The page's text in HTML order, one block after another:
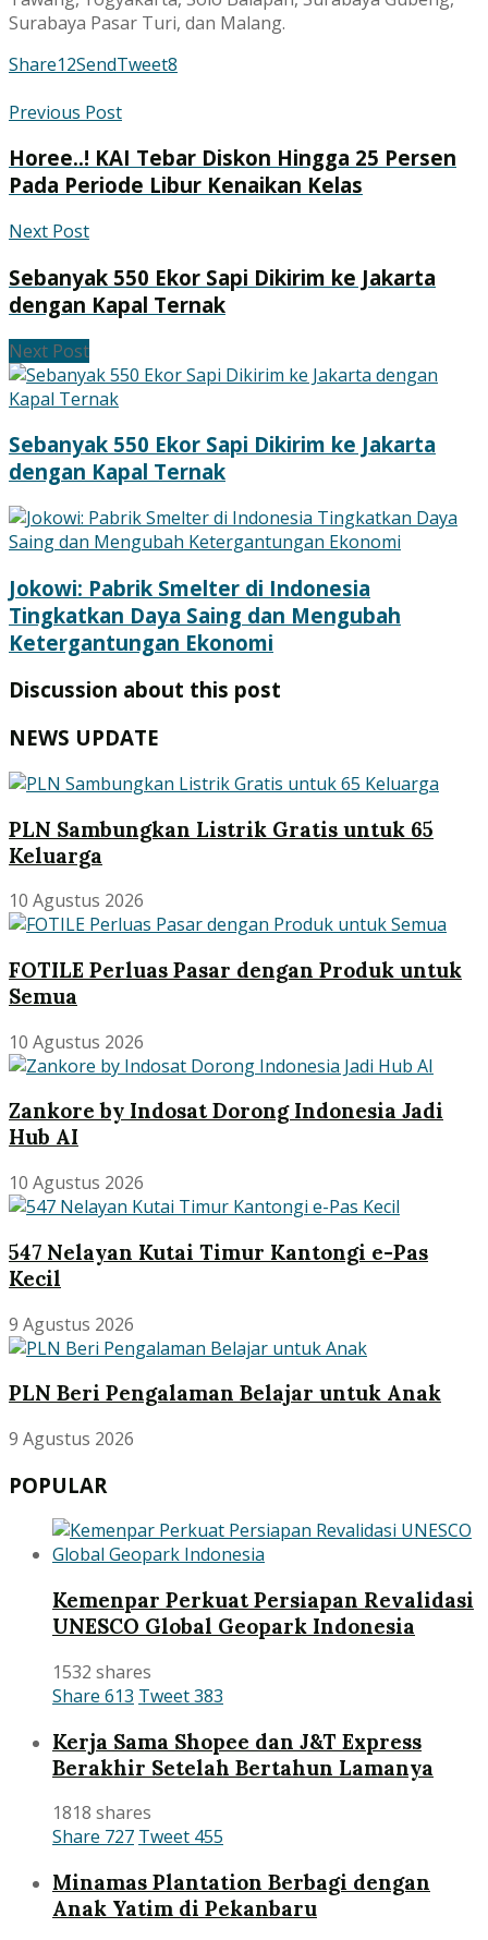
Surabaya Pasar Turi, dan Malang.
Share12SendTweet8
Previous Post
Horee..! KAI Tebar Diskon Hingga 25 Persen
Pada Periode Libur Kenaikan Kelas
Next Post
Sebanyak 550 Ekor Sapi Dikirim ke Jakarta
dengan Kapal Ternak
Next Post
Sebanyak 550 Ekor Sapi Dikirim ke Jakarta
dengan Kapal Ternak
Jokowi: Pabrik Smelter di Indonesia
Tingkatkan Daya Saing dan Mengubah
Ketergantungan Ekonomi
Discussion about this post
NEWS UPDATE
PLN Sambungkan Listrik Gratis untuk 65
Keluarga
10 Agustus 2026
FOTILE Perluas Pasar dengan Produk untuk
Semua
10 Agustus 2026
Zankore by Indosat Dorong Indonesia Jadi
Hub AI
10 Agustus 2026
547 Nelayan Kutai Timur Kantongi e-Pas
Kecil
9 Agustus 2026
PLN Beri Pengalaman Belajar untuk Anak
9 Agustus 2026
POPULAR
Kemenpar Perkuat Persiapan Revalidasi
UNESCO Global Geopark Indonesia
1532 shares
Share 613 Tweet383
Kerja Sama Shopee dan J&T Express
Berakhir Setelah Bertahun Lamanya
1818 shares
Share 727 Tweet 455
Minamas Plantation Berbagi dengan
Anak Yatim di Pekanbaru